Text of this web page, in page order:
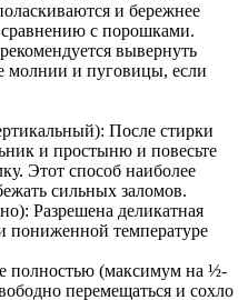
и бережнее
сравнению с порошками.
вывернуть
молнии и пуговицы, если
После стирки
и простыню и повесьте
Этот способ наиболее
сильных заломов.
Разрешена деликатная
пониженной температуре
полностью (максимум на ½-
перемещаться и сохло